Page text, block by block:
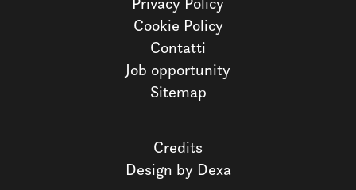
Cookie Policy
Contatti
Job opportunity
Sitemap
Credits
Design by Dexa